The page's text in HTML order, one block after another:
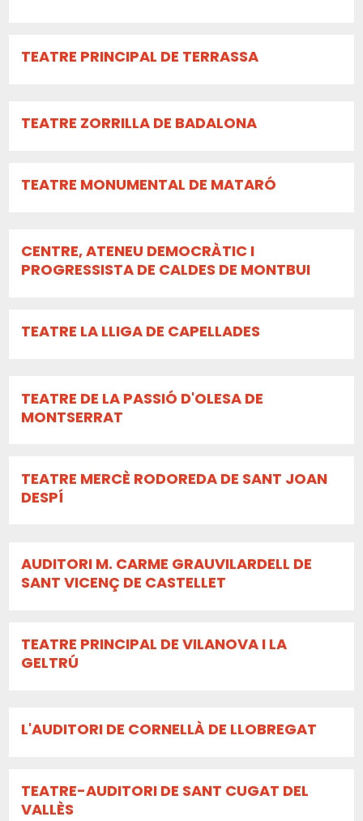
TEATRE PRINCIPAL DE TERRASSA
TEATRE ZORRILLA DE BADALONA
TEATRE MONUMENTAL DE MATARÓ
CENTRE, ATENEU DEMOCRÀTIC I
PROGRESSISTA DE CALDES DE MONTBUI
TEATRE LA LLIGA DE CAPELLADES
TEATRE DE LA PASSIÓ D'OLESA DE
MONTSERRAT
TEATRE MERCÈ RODOREDA DE SANT JOAN
DESPÍ
AUDITORI M. CARME GRAUVILARDELL DE
SANT VICENÇ DE CASTELLET
TEATRE PRINCIPAL DE VILANOVA I LA
GELTRÚ
L'AUDITORI DE CORNELLÀ DE LLOBREGAT
TEATRE-AUDITORI DE SANT CUGAT DEL
VALLÈS